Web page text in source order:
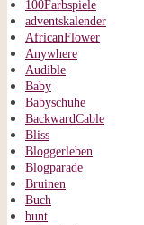
100Farbspiele
adventskalender
AfricanFlower
Anywhere
Audible
Baby
Babyschuhe
BackwardCable
Bliss
Bloggerleben
Blogparade
Bruinen
Buch
bunt